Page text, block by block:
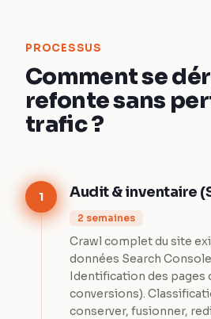
PROCESSUS
Comment se
refonte sans
trafic ?
1 Audit & inventaire
2 semaines
Crawl complet du site
données Search
Identification des pages
conversions).
conserver, fusionner,